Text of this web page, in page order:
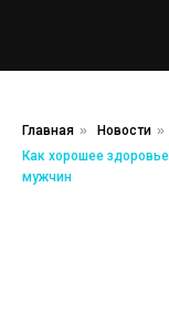
Главная » Новости »
Как хорошее
мужчин